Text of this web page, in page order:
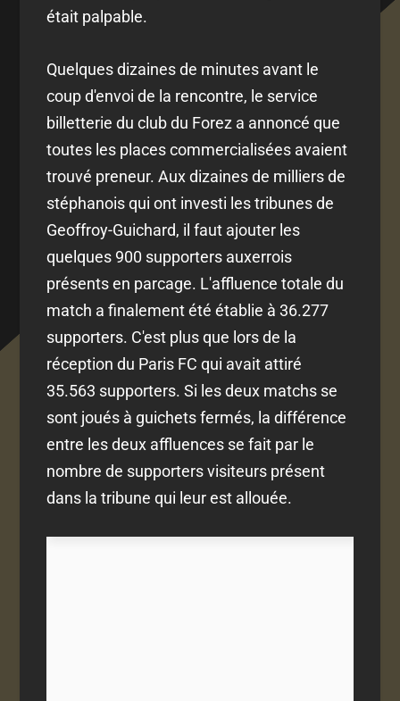
était palpable.
Quelques dizaines de minutes avant le
coup d'envoi de la rencontre, le service
billetterie du club du Forez a annoncé que
toutes les places commercialisées avaient
trouvé preneur. Aux dizaines de milliers de
stéphanois qui ont investi les tribunes de
Geoffroy-Guichard, il faut ajouter les
quelques 900 supporters auxerrois
présents en parcage. L'affluence totale du
match a finalement été établie à 36.277
supporters. C'est plus que lors de la
réception du Paris FC qui avait attiré
35.563 supporters. Si les deux matchs se
sont joués à guichets fermés, la différence
entre les deux affluences se fait par le
nombre de supporters visiteurs présent
dans la tribune qui leur est allouée.